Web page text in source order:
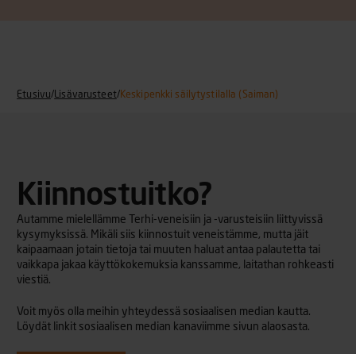
Etusivu/Lisävarusteet/Keskipenkki säilytystilalla (Saiman)
Kiinnostuitko?
Autamme mielellämme Terhi-veneisiin ja -varusteisiin liittyvissä
kysymyksissä. Mikäli siis kiinnostuit veneistämme, mutta jäit
kaipaamaan jotain tietoja tai muuten haluat antaa palautetta tai
vaikkapa jakaa käyttökokemuksia kanssamme, laitathan rohkeasti
viestiä.
Voit myös olla meihin yhteydessä sosiaalisen median kautta.
Löydät linkit sosiaalisen median kanaviimme sivun alaosasta.